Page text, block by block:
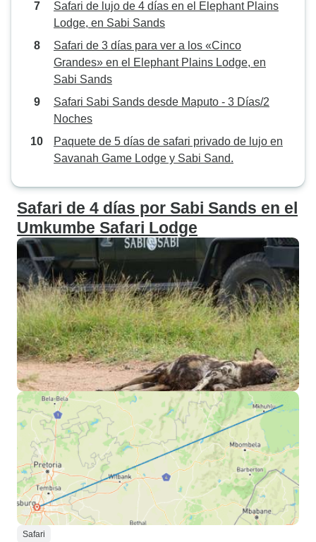
Safari de lujo de 4 días en el Elephant Plains
Lodge, en Sabi Sands
Safari de 3 días para ver a los «Cinco
Grandes» en el Elephant Plains Lodge, en
Sabi Sands
Safari Sabi Sands desde Maputo - 3 Días/2
Noches
Paquete de 5 días de safari privado de lujo en
Savanah Game Lodge y Sabi Sand.
Safari de 4 días por Sabi Sands en el
Umkumbe Safari Lodge
Safari